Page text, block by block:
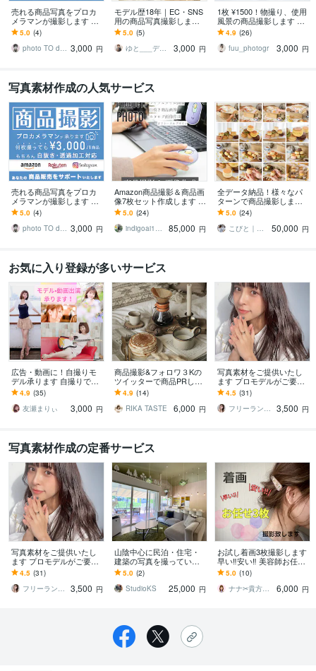
売れる商品写真をプロカ
メラマンが撮影します 枚
数制限なし。プロカメラ
マンが商品の魅力を引き
出します。
5.0 (4)
photo TO design YUKI 3,000 円
モデル歴18年｜EC・SNS
用の商品写真撮影します
プロモデルが自撮り撮影
します。キッズもOK！
5.0 (5)
ゆと___デザインとモデル
3,000 円
1枚 ¥1500！物撮り、使用
風景の商品撮影します ナ
チュラルな雰囲気での
色々な構図の撮影、使用
着用シーンなど
4.9 (26)
fuu_photogr
3,000 円
写真素材作成の人気サービス
売れる商品写真をプロカ
メラマンが撮影します 枚
数制限なし。プロカメラ
マンが商品の魅力を引き
出します。
5.0 (4)
photo TO design YUKI 3,000 円
Amazon商品撮影＆商品画
像7枚セット作成します モ
デル撮影+アマゾンリステ
ィング商品カタログデザ
イン
5.0 (24)
indigoai1019
85,000 円
全データ納品！様々なパ
ターンで商品撮影します
歴10年以上クリエイティ
ブディレクター、カメラ
歴20年
5.0 (24)
こびと｜スタジオkobito
50,000 円
お気に入り登録が多いサービス
広告・動画に！自撮りモ
デル承ります 自撮りで
も“伝わる”を意識していま
す。
4.9 (35)
友瀬まりぃ
3,000 円
商品撮影&フォロワ３Kの
ツイッターで商品PRしま
す 1投稿につき2カット商
品撮影 写真の二次利用O
K！
4.9 (14)
RIKA TASTE
6,000 円
写真素材をご提供いたし
ます プロモデルがご要望
に合わせて自撮りさせて
いただきます！
4.5 (31)
フリーランスモデル
3,500 円
写真素材作成の定番サービス
写真素材をご提供いたし
ます プロモデルがご要望
に合わせて自撮りさせて
いただきます！
4.5 (31)
フリーランスモデル
3,500 円
山陰中心に民泊・住宅・
建築の写真を撮っていま
す sony超広角最高峰レン
ズ14mmf1.8Gで建築を撮
ります
5.0 (2)
StudioKS
25,000 円
お試し着画3枚撮影します
早い‼︎安い‼︎ 美容師お任せ
3枚撮影します‼︎
5.0 (10)
ナナ✂︎貴方の商品をより輝かせる美容師
6,000 円